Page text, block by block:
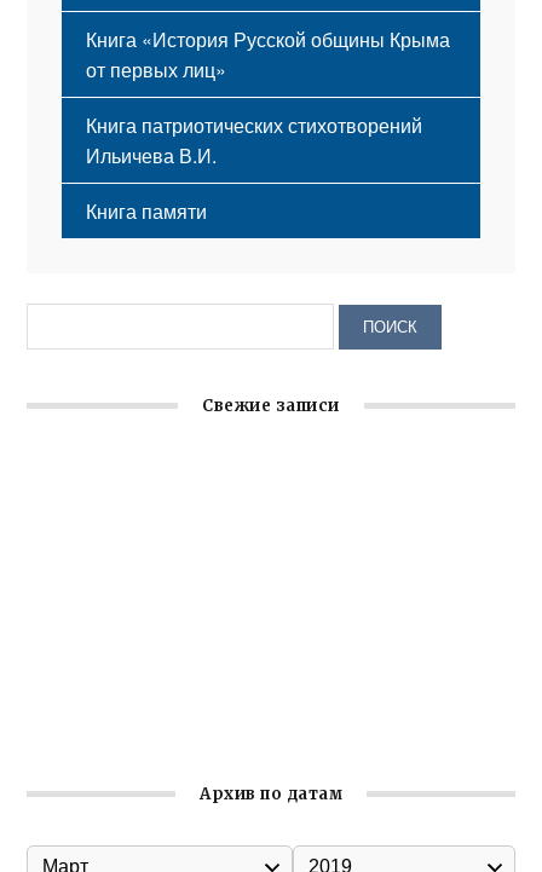
Книга «История Русской общины Крыма
от первых лиц»
Книга патриотических стихотворений
Ильичева В.И.
Книга памяти
Свежие записи
Архив по датам